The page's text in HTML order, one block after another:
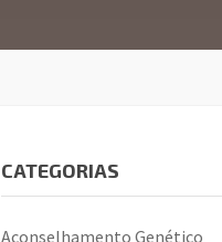
CATEGORIAS
Aconselhamento Genético